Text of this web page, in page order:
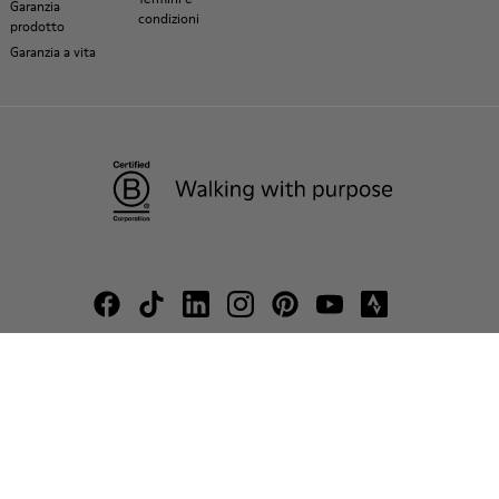
Garanzia
prodotto
Garanzia a vita
condizioni